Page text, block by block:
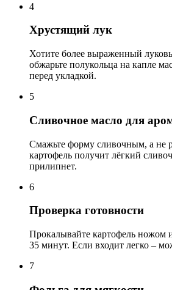
4
Хрустящий лук
Хотите более выраженный
обжарьте полукольца на капле
перед укладкой.
5
Сливочное масло для
Смажьте форму сливочным, а не
картофель получит лёгкий
прилипнет.
6
Проверка готовности
Прокалывайте картофель ножом
35 минут. Если входит легко –
7